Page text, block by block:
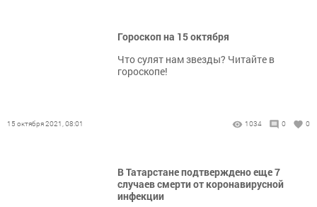
Гороскоп на 15 октября
Что сулят нам звезды? Читайте в
гороскопе!
15 октября 2021, 08:01 1034 0 0
В Татарстане подтверждено еще 7
случаев смерти от коронавирусной
инфекции